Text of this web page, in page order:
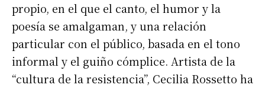
propio, en el que el canto, el humor y la
poesía se amalgaman, y una relación
particular con el público, basada en el tono
informal y el guiño cómplice. Artista de la
“cultura de la resistencia”, Cecilia Rossetto ha